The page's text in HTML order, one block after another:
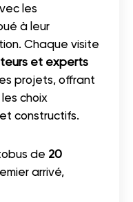
les
à leur
Chaque visite
et experts
projets, offrant
choix
constructifs.
de 20
arrivé,